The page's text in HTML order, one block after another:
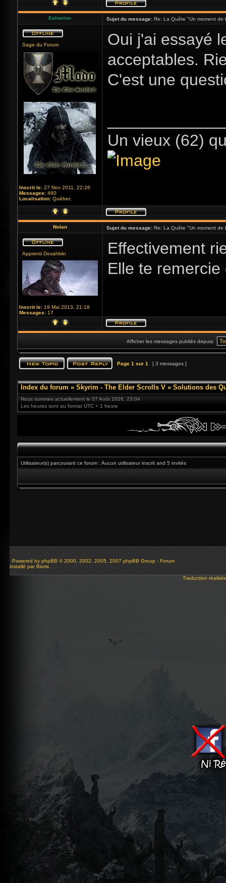
Ealowinn Sujet du message: Re: La Quête "Un moment de
Sage du Forum
Inscrit le: 27 Nov 2011, 22:26
Messages: 460
Localisation: Québec
Oui j'ai essayé
acceptables.
C'est une
Un vieux (62)
Nolan Sujet du message: Re: La Quête "Un moment de
Apprenti Dovahkiin
Inscrit le: 19 Mai 2013, 21:18
Messages: 17
Effectivement
Elle te
Afficher les messages publiés depuis:
Page 1 sur 1 [ 3 messages ]
Index du forum » Skyrim - The Elder Scrolls V » Solutions des
Nous sommes actuellement le 07 Août 2026, 23:04
Les heures sont au format UTC + 1 heure
Utilisateur(s) parcourant ce forum : Aucun utilisateur inscrit and 5 invités
Powered by phpBB © 2000, 2002, 2005, 2007 phpBB Group - Forum
installé par Bioris.
Traduction